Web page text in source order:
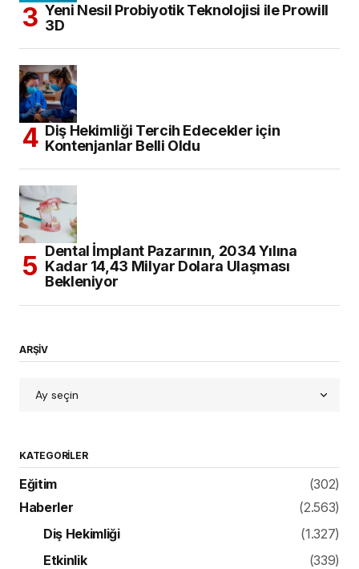
Yeni Nesil Probiyotik Teknolojisi ile Prowill
3D
Diş Hekimliği Tercih Edecekler için
Kontenjanlar Belli Oldu
Dental İmplant Pazarının, 2034 Yılına
Kadar 14,43 Milyar Dolara Ulaşması
Bekleniyor
ARŞİV
KATEGORILER
Eğitim
(302)
Haberler
(2.563)
Diş Hekimliği
(1.327)
Etkinlik
(339)